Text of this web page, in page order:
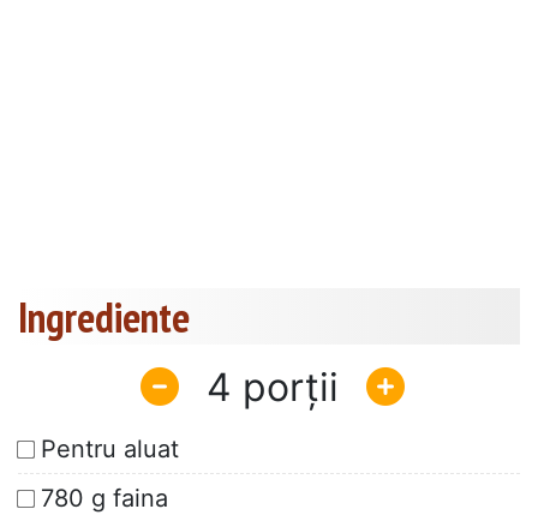
Ingrediente
4
Pentru aluat
780 g faina